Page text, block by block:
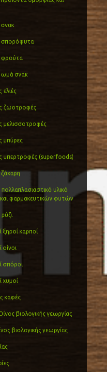
σνακ
σπορόφυτα
φρούτα
ωμά σνακ
ελιές
ζωοτροφές
μελισσοτροφές
μπύρες
υπερτροφές (superfoods)
ζάχαρη
πολλαπλασιαστικό υλικό
φαρμακευτικών φυτών
ξηροί καρποί
οίνοι
σπόροι
χυμοί
καφές
βιολογικής γεωργίας
βιολογικής γεωργίας